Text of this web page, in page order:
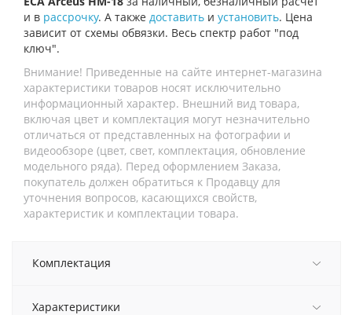
и в рассрочку. А также доставить и установить. Цена
зависит от схемы обвязки. Весь спектр работ "под
ключ".
Внимание! Приведенные на сайте интернет-магазина
характеристики товаров носят исключительно
информационный характер. Внешний вид товара,
включая цвет и комплектация могут незначительно
отличаться от представленных на фотографии и
видеообзоре (цвет, свет, комплектация, обновление
модельного ряда). Перед оформлением Заказа,
покупатель должен обратиться к Продавцу для
уточнения вопросов, касающихся свойств,
характеристик и комплектации товара.
Комплектация
Характеристики